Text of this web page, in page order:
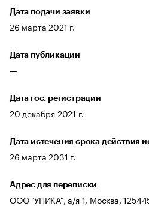
Дата подачи заявки
26 марта 2021 г.
Дата публикации
—
Дата гос. регистрации
20 декабря 2021 г.
Дата истечения срока действия
26 марта 2031 г.
Адрес для переписки
ООО "УНИКА", а/я 1, Москва,